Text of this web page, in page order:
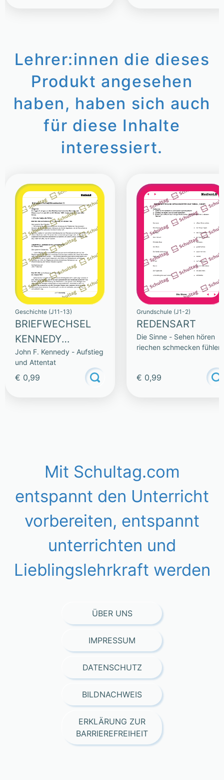
Lehrer:innen die dieses
Produkt angesehen
haben, haben sich auch
für diese Inhalte
interessiert.
Geschichte (J11-13)
BRIEFWECHSEL
KENNEDY
CHRUSCHTSCHO
W
John F. Kennedy - Aufstieg
und Attentat
€ 0,99
Grundschule (J1-2)
REDENSART
Die Sinne - Sehen hören
riechen schmecken fühlen
€ 0,99
Mit Schultag.com
entspannt den Unterricht
vorbereiten, entspannt
unterrichten und
Lieblingslehrkraft werden
ÜBER UNS
IMPRESSUM
DATENSCHUTZ
BILDNACHWEIS
ERKLÄRUNG ZUR
BARRIEREFREIHEIT